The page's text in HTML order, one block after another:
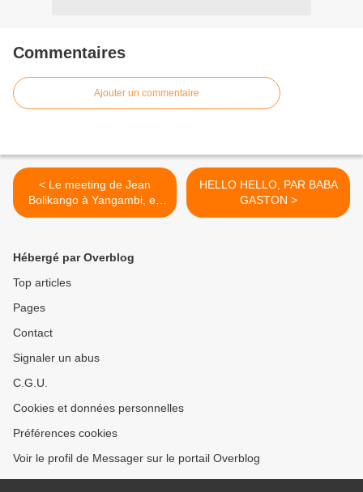
Commentaires
Ajouter un commentaire
< Le meeting de Jean
Bolikango à Yangambi, en
1959.
HELLO HELLO, PAR BABA
GASTON >
Hébergé par Overblog
Top articles
Pages
Contact
Signaler un abus
C.G.U.
Cookies et données personnelles
Préférences cookies
Voir le profil de Messager sur le portail Overblog